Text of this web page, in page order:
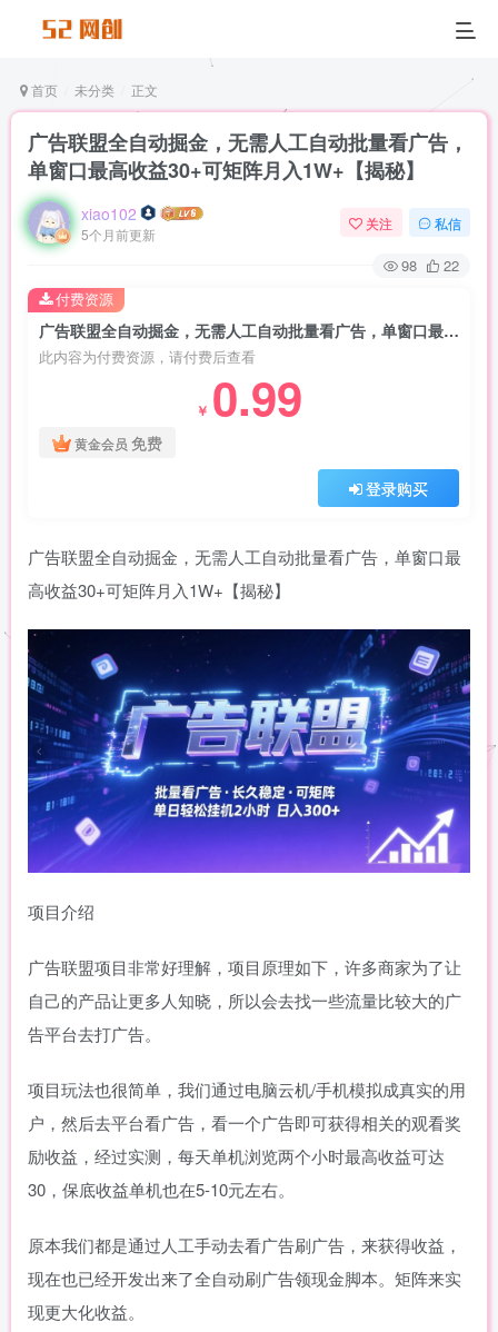
首页 未分类 正文
广告联盟全自动掘金，无需人工自动批量看广告，
单窗口最高收益30+可矩阵月入1W+【揭秘】
xiao102
5个月前更新
关注 私信
98 22
广告联盟全自动掘金，无需人工自动批量看广告，单窗口最高收益30+可矩阵月入1W+【揭秘】
此内容为付费资源，请付费后查看
￥ 0.99
黄金会员 免费
登录购买
付费资源
广告联盟全自动掘金，无需人工自动批量看广告，单窗口最
高收益30+可矩阵月入1W+【揭秘】
项目介绍
广告联盟项目非常好理解，项目原理如下，许多商家为了让
自己的产品让更多人知晓，所以会去找一些流量比较大的广
告平台去打广告。
项目玩法也很简单，我们通过电脑云机/手机模拟成真实的用
户，然后去平台看广告，看一个广告即可获得相关的观看奖
励收益，经过实测，每天单机浏览两个小时最高收益可达
30，保底收益单机也在5-10元左右。
原本我们都是通过人工手动去看广告刷广告，来获得收益，
现在也已经开发出来了全自动刷广告领现金脚本。矩阵来实
现更大化收益。